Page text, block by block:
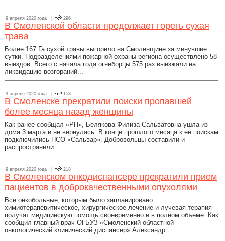
9 апреля 2020 года | 296
В Смоленской области продолжает гореть сухая
трава
Более 167 Га сухой травы выгорело на Смоленщине за минувшие
сутки. Подразделениями пожарной охраны региона осуществлено 58
выездов. Всего с начала года огнеборцы 575 раз выезжали на
ликвидацию возгораний...
9 апреля 2020 года | 153
В Смоленске прекратили поиски пропавшей
более месяца назад женщины
Как ранее сообщал «РП», Белякова Филиза Сальватовна ушла из
дома 3 марта и не вернулась. В конце прошлого месяца к ее поискам
подключились ПСО «Сальвар». Добровольцы составили и
распространили...
9 апреля 2020 года | 218
В Смоленском онкодиспансере прекратили прием
пациентов в доброкачественными опухолями
Все онкобольные, которым было запланировано
химиотерапевитическое, хирургическое лечение и лучевая терапия
получат медицинскую помощь своевременно и в полном объеме. Как
сообщил главный врач ОГБУЗ «Смоленский областной
онкологический клинический диспансер» Александр...